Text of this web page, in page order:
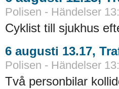
Polisen - Händelser
Cyklist till sjukhus
6 augusti 13.17,
Polisen - Händelser
Två personbilar